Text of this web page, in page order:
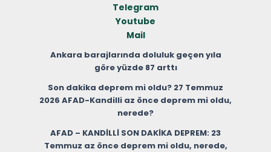
Telegram
Youtube
Mail
Ankara barajlarında doluluk geçen yıla
göre yüzde 87 arttı
Son dakika deprem mi oldu? 27 Temmuz
2026 AFAD-Kandilli az önce deprem mi oldu,
nerede?
AFAD – KANDİLLİ SON DAKİKA DEPREM: 23
Temmuz az önce deprem mi oldu, nerede,